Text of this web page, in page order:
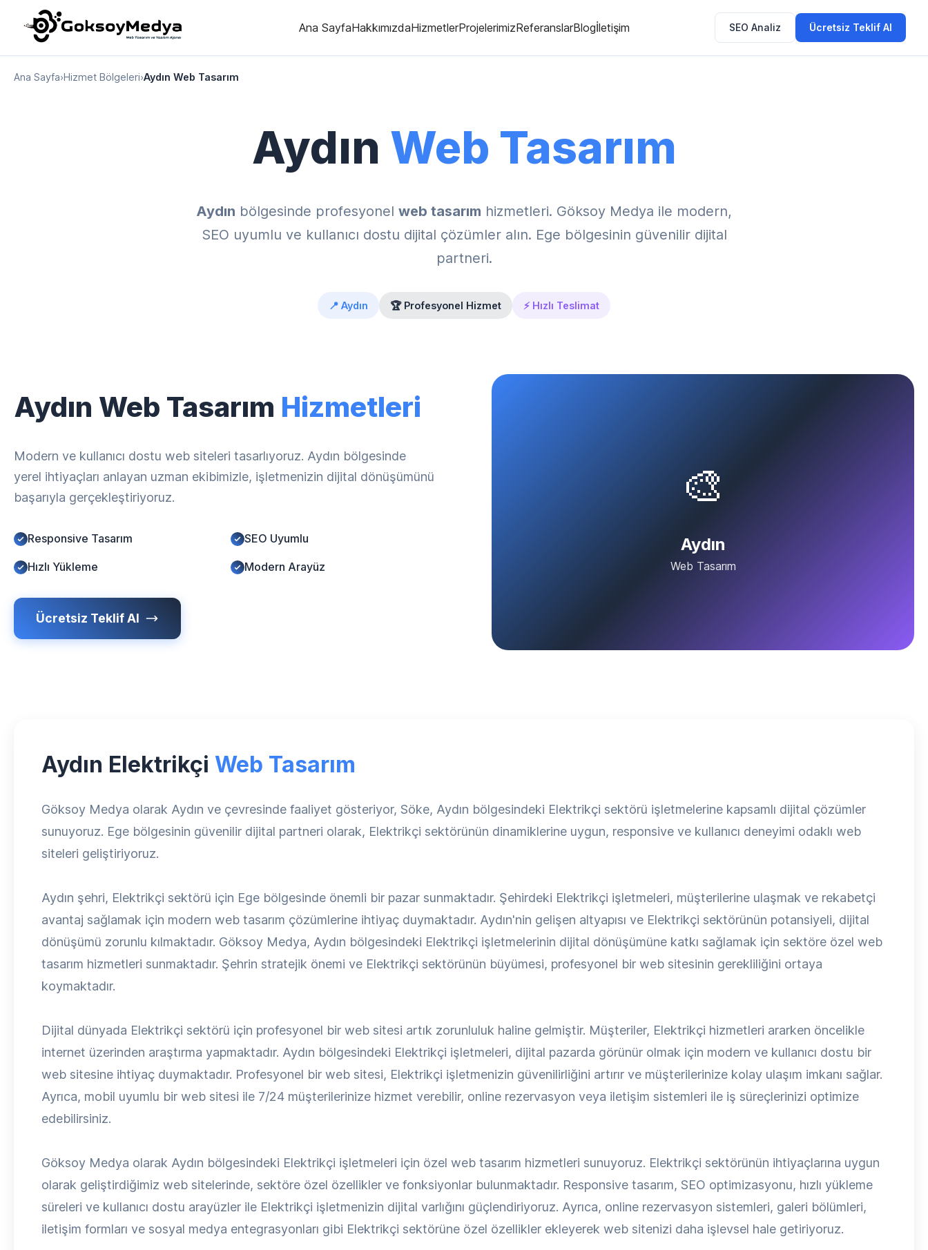
Ana SayfaHakkımızdaHizmetlerProjelerimizReferanslarBlogİletişim SEO Analiz Ücretsiz Teklif Al
Ana Sayfa›Hizmet Bölgeleri›Aydın Web Tasarım
Aydın Web Tasarım
Aydın bölgesinde profesyonel web tasarım hizmetleri. Göksoy Medya ile modern,
SEO uyumlu ve kullanıcı dostu dijital çözümler alın. Ege bölgesinin güvenilir dijital
partneri.
📍 Aydın 🏆 Profesyonel Hizmet ⚡ Hızlı Teslimat
Aydın Web Tasarım Hizmetleri
Modern ve kullanıcı dostu web siteleri tasarlıyoruz. Aydın bölgesinde
yerel ihtiyaçları anlayan uzman ekibimizle, işletmenizin dijital dönüşümünü
başarıyla gerçekleştiriyoruz.
Responsive Tasarım SEO Uyumlu
Hızlı Yükleme Modern Arayüz
Ücretsiz Teklif Al
🎨
Aydın
Web Tasarım
Aydın Elektrikçi Web Tasarım
Göksoy Medya olarak Aydın ve çevresinde faaliyet gösteriyor, Söke, Aydın bölgesindeki Elektrikçi sektörü işletmelerine kapsamlı dijital çözümler
sunuyoruz. Ege bölgesinin güvenilir dijital partneri olarak, Elektrikçi sektörünün dinamiklerine uygun, responsive ve kullanıcı deneyimi odaklı web
siteleri geliştiriyoruz.
Aydın şehri, Elektrikçi sektörü için Ege bölgesinde önemli bir pazar sunmaktadır. Şehirdeki Elektrikçi işletmeleri, müşterilerine ulaşmak ve rekabetçi
avantaj sağlamak için modern web tasarım çözümlerine ihtiyaç duymaktadır. Aydın'nin gelişen altyapısı ve Elektrikçi sektörünün potansiyeli, dijital
dönüşümü zorunlu kılmaktadır. Göksoy Medya, Aydın bölgesindeki Elektrikçi işletmelerinin dijital dönüşümüne katkı sağlamak için sektöre özel web
tasarım hizmetleri sunmaktadır. Şehrin stratejik önemi ve Elektrikçi sektörünün büyümesi, profesyonel bir web sitesinin gerekliliğini ortaya
koymaktadır.
Dijital dünyada Elektrikçi sektörü için profesyonel bir web sitesi artık zorunluluk haline gelmiştir. Müşteriler, Elektrikçi hizmetleri ararken öncelikle
internet üzerinden araştırma yapmaktadır. Aydın bölgesindeki Elektrikçi işletmeleri, dijital pazarda görünür olmak için modern ve kullanıcı dostu bir
web sitesine ihtiyaç duymaktadır. Profesyonel bir web sitesi, Elektrikçi işletmenizin güvenilirliğini artırır ve müşterilerinize kolay ulaşım imkanı sağlar.
Ayrıca, mobil uyumlu bir web sitesi ile 7/24 müşterilerinize hizmet verebilir, online rezervasyon veya iletişim sistemleri ile iş süreçlerinizi optimize
edebilirsiniz.
Göksoy Medya olarak Aydın bölgesindeki Elektrikçi işletmeleri için özel web tasarım hizmetleri sunuyoruz. Elektrikçi sektörünün ihtiyaçlarına uygun
olarak geliştirdiğimiz web sitelerinde, sektöre özel özellikler ve fonksiyonlar bulunmaktadır. Responsive tasarım, SEO optimizasyonu, hızlı yükleme
süreleri ve kullanıcı dostu arayüzler ile Elektrikçi işletmenizin dijital varlığını güçlendiriyoruz. Ayrıca, online rezervasyon sistemleri, galeri bölümleri,
iletişim formları ve sosyal medya entegrasyonları gibi Elektrikçi sektörüne özel özellikler ekleyerek web sitenizi daha işlevsel hale getiriyoruz.